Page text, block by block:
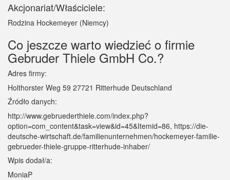
Akcjonariat/Właściciele:
Rodzina Hockemeyer (Niemcy)
Co jeszcze warto wiedzieć o firmie
Gebruder Thiele GmbH Co.?
Adres firmy:
Holthorster Weg 59 27721 Ritterhude Deutschland
Źródło danych:
http://www.gebruederthiele.com/index.php?
option=com_content&task=view&id=45&Itemid=86, https://die-
deutsche-wirtschaft.de/familienunternehmen/hockemeyer-familie-
gebrueder-thiele-gruppe-ritterhude-inhaber/
Wpis dodał/a:
MoniaP